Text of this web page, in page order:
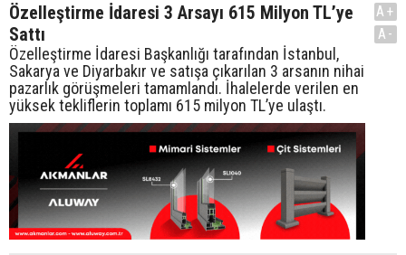
Özelleştirme İdaresi 3 Arsayı 615 Milyon TL’ye
Sattı
Özelleştirme İdaresi Başkanlığı tarafından İstanbul,
Sakarya ve Diyarbakır ve satışa çıkarılan 3 arsanın nihai
pazarlık görüşmeleri tamamlandı. İhalelerde verilen en
yüksek tekliflerin toplamı 615 milyon TL’ye ulaştı.
A+
A-